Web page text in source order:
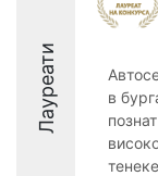
Лауреати
в